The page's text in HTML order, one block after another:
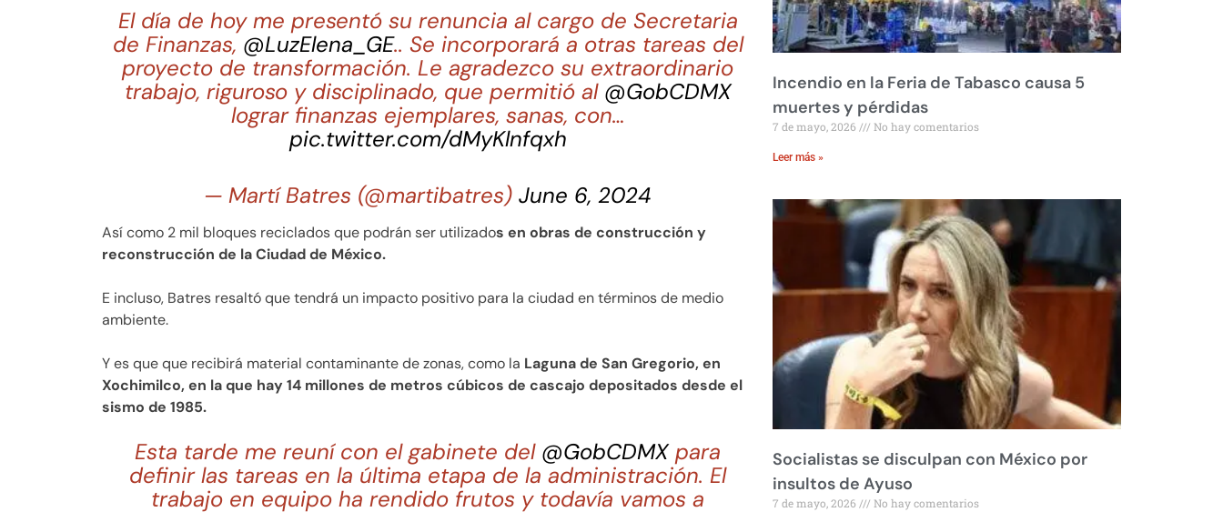
El día de hoy me presentó su renuncia al cargo de Secretaria
de Finanzas, @LuzElena_GE.. Se incorporará a otras tareas del
proyecto de transformación. Le agradezco su extraordinario
trabajo, riguroso y disciplinado, que permitió al @GobCDMX
lograr finanzas ejemplares, sanas, con…
pic.twitter.com/dMyKlnfqxh
— Martí Batres (@martibatres)June 6, 2024
Así como 2 mil bloques reciclados que podrán ser utilizados en obras de construcción y
reconstrucción de la Ciudad de México.
E incluso, Batres resaltó que tendrá un impacto positivo para la ciudad en términos de medio
ambiente.
Y es que que recibirá material contaminante de zonas, como la Laguna de San Gregorio, en
Xochimilco, en la que hay 14 millones de metros cúbicos de cascajo depositados desde el
sismo de 1985.
Esta tarde me reuní con el gabinete del @GobCDMXpara
definir las tareas en la última etapa de la administración. El
trabajo en equipo ha rendido frutos y todavía vamos a
Incendio en la Feria de Tabasco causa 5
muertes y pérdidas
7 de mayo, 2026 No hay comentarios
Leer más »
Socialistas se disculpan con México por
insultos de Ayuso
7 de mayo, 2026 No hay comentarios